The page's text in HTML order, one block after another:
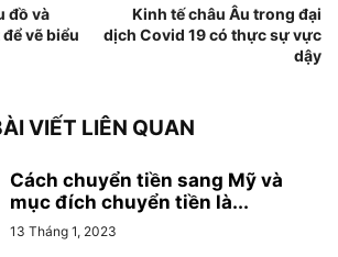
đồ và
vẽ biểu
Kinh tế châu Âu trong đại
dịch Covid 19 có thực sự vực
dậy
VIẾT LIÊN QUAN
Cách chuyển tiền sang Mỹ và
mục đích chuyển tiền là...
13 Tháng 1, 2023